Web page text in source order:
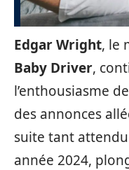
Edgar Wright, le
Baby Driver,
l’enthousiasme
des annonces
suite tant
année 2024,